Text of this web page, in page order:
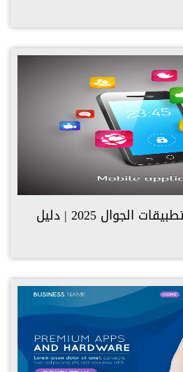
أفضل طرق تصميم تطبيقات الجوال 2025 | دليل